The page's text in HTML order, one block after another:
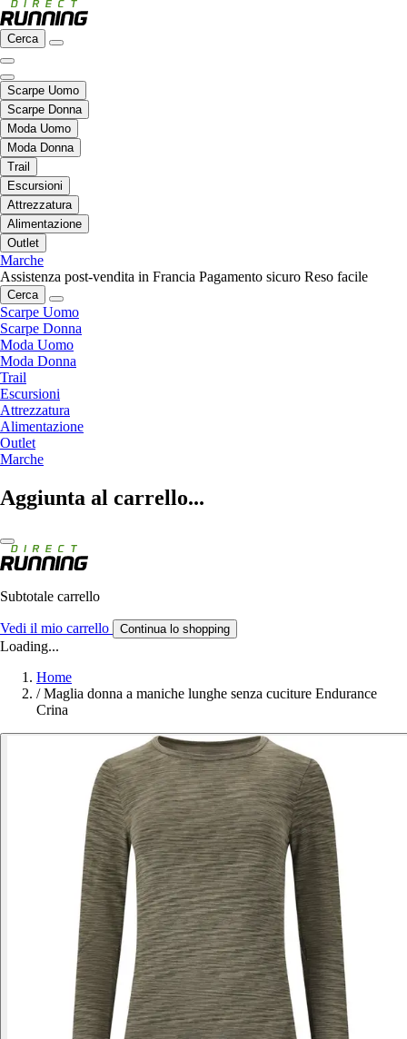
Cerca
Scarpe Uomo
Scarpe Donna
Moda Uomo
Moda Donna
Trail
Escursioni
Attrezzatura
Alimentazione
Outlet
Marche
Assistenza post-vendita in Francia Pagamento sicuro Reso facile
Cerca
Scarpe Uomo
Scarpe Donna
Moda Uomo
Moda Donna
Trail
Escursioni
Attrezzatura
Alimentazione
Outlet
Marche
Aggiunta al carrello...
Subtotale carrello
Vedi il mio carrello Continua lo shopping
Loading...
Home
/ Maglia donna a maniche lunghe senza cuciture Endurance
Crina